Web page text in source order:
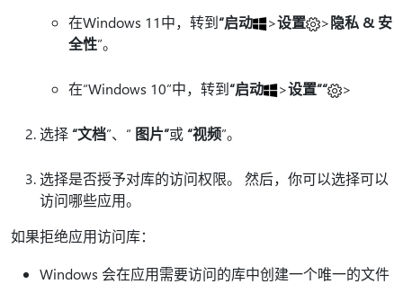
在Windows 11中，转到“启动 >设置 >隐私 & 安
全性”。
在“Windows 10”中，转到“启动 >设置”“ >
选择“文档”、“ 图片”或“视频”。
选择是否授予对库的访问权限。 然后，你可以选择可以
访问哪些应用。
如果拒绝应用访问库：
Windows 会在应用需要访问的库中创建一个唯一的文件